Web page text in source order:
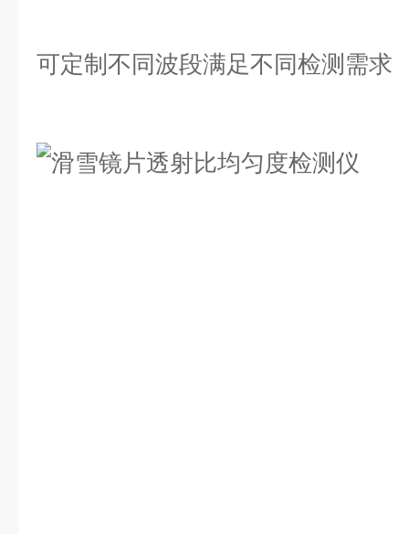
可定制不同波段满足不同检测需求